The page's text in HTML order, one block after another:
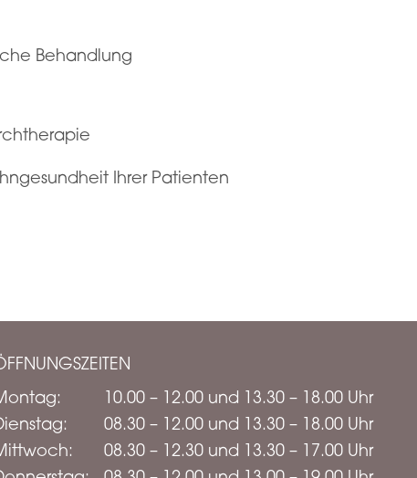
Behandlung
Ihrer Patienten
10.00 – 12.00 und 13.30 – 18.00 Uhr
08.30 – 12.00 und 13.30 – 18.00 Uhr
08.30 – 12.30 und 13.30 – 17.00 Uhr